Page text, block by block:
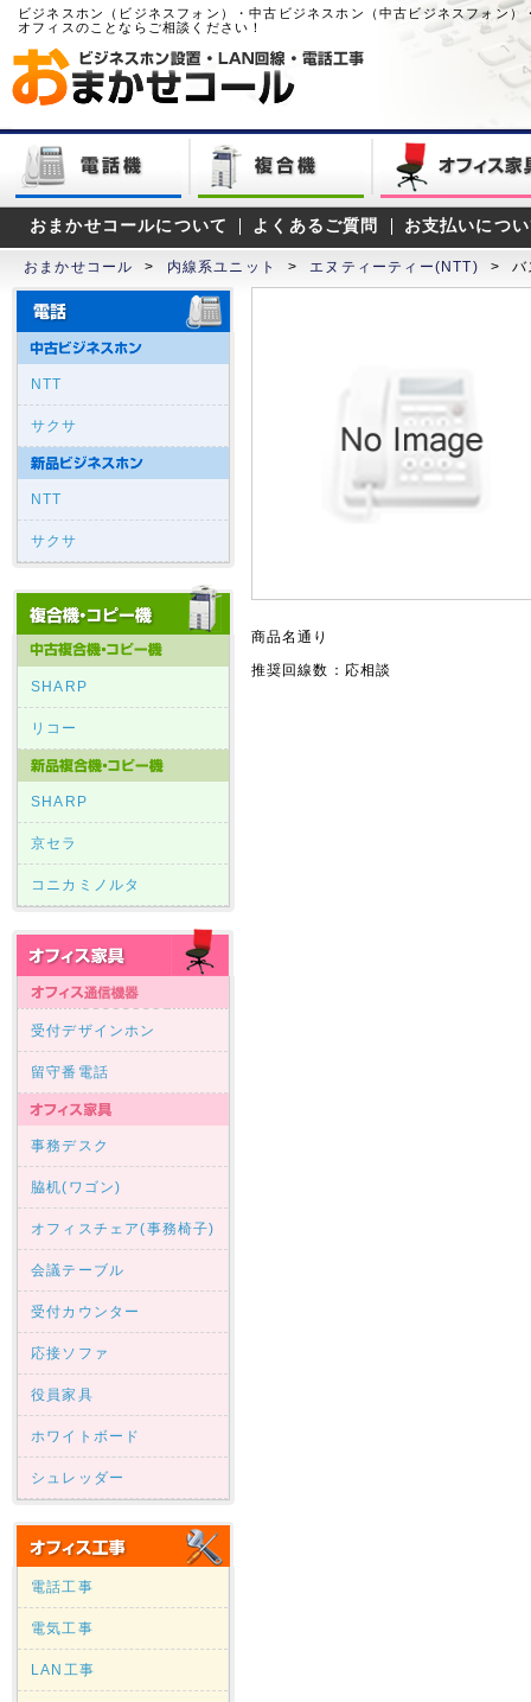
ビジネスホン（ビジネスフォン）・中古ビジネスホン（中古ビジネスフォン
オフィスのことならご相談ください！
おまかせコールについて よくあるご質問 お支払いにつ
おまかせコール > 内線系ユニット > エヌティーティー(NTT) > バ
NTT
サクサ
NTT
サクサ
SHARP
リコー
SHARP
京セラ
コニカミノルタ
受付デザインホン
留守番電話
事務デスク
脇机(ワゴン)
オフィスチェア(事務椅子)
会議テーブル
受付カウンター
応接ソファ
役員家具
ホワイトボード
シュレッダー
電話工事
電気工事
LAN工事
商品名通り
推奨回線数：応相談